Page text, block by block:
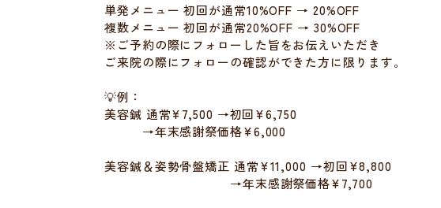
単発メニュー 初回が通常10%OFF → 20%OFF
複数メニュー 初回が通常20%OFF → 30%OFF
※ご予約の際にフォローした旨をお伝えいただき
ご来院の際にフォローの確認ができた方に限ります。
💡例：
美容鍼 通常¥7,500 →初回¥6,750
→年末感謝祭価格¥6,000
美容鍼＆姿勢骨盤矯正 通常¥11,000 →初回¥8,800
→年末感謝祭価格¥7,700